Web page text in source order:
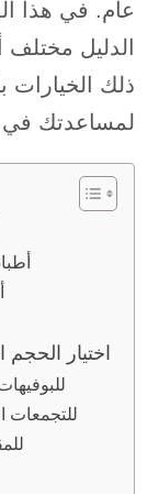
عام. في هذا
الدليل مختلف
ذلك الخيارات
لمساعدتك في
اختيار
للتجمعات